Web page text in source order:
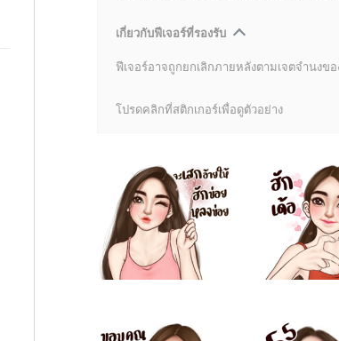
เกี่ยวกับฟีเจอร์ที่รองรับ
ฟีเจอร์อาจถูกยกเลิกภายหลังตามเจตจำนงขอ
โปรดคลิกที่สติกเกอร์เพื่อดูตัวอย่าง